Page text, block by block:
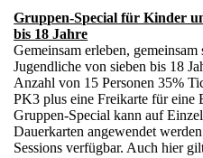
Gruppen-Special für Kinder
bis 18 Jahre
Gemeinsam erleben,
Jugendliche von sieben bis 18
Anzahl von 15 Personen 35%
PK3 plus eine Freikarte für eine
Gruppen-Special kann auf
Dauerkarten angewendet
Sessions verfügbar. Auch hier